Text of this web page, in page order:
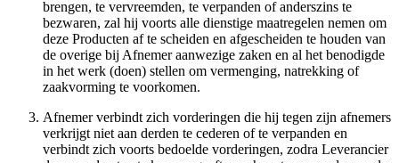
brengen, te vervreemden, te verpanden of anderszins te
bezwaren, zal hij voorts alle dienstige maatregelen nemen om
deze Producten af te scheiden en afgescheiden te houden van
de overige bij Afnemer aanwezige zaken en al het benodigde
in het werk (doen) stellen om vermenging, natrekking of
zaakvorming te voorkomen.
Afnemer verbindt zich vorderingen die hij tegen zijn afnemers
verkrijgt niet aan derden te cederen of te verpanden en
verbindt zich voorts bedoelde vorderingen, zodra Leverancier